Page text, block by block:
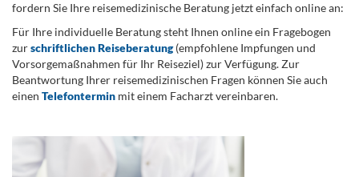
fordern Sie Ihre reisemedizinische Beratung jetzt einfach online an:
Für Ihre individuelle Beratung steht Ihnen online ein Fragebogen
zurschriftlichen Reiseberatung(empfohlene Impfungen und
Vorsorgemaßnahmen für Ihr Reiseziel) zur Verfügung. Zur
Beantwortung Ihrer reisemedizinischen Fragen können Sie auch
einen Telefontermin mit einem Facharzt vereinbaren.